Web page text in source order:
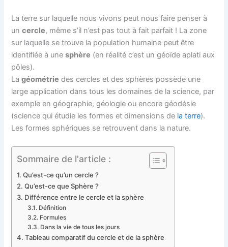
La terre sur laquelle nous vivons peut nous faire penser à
uncercle, même s’il n’est pas tout à fait parfait ! La zone
sur laquelle se trouve la population humaine peut être
identifiée à unesphère (en réalité c’est un géoïde aplati aux
pôles).
Lagéométrie des cercles et des sphères possède une
large application dans tous les domaines de la science, par
exemple en géographie, géologie ou encore géodésie
(science qui étudie les formes et dimensions de la terre).
Les formes sphériques se retrouvent dans la nature.
Sommaire de l'article :
Qu’est-ce qu’un cercle ?
Qu’est-ce que Sphère ?
Différence entre le cercle et la sphère
Définition
Formules
Dans la vie de tous les jours
Tableau comparatif du cercle et de la sphère